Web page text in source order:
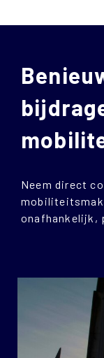
Neem direct
onafhankelijk,